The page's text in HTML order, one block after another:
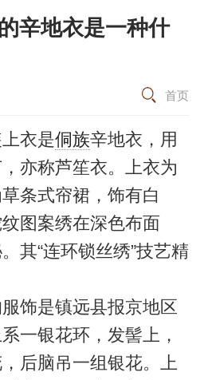
辛地衣是一种什
首页
衣是侗族辛地衣，用
亦称芦笙衣。上衣为
条式帘裙，饰有白
图案绣在深色布面
其“连环锁丝绣”技艺精
饰是镇远县报京地区
一银花环，发髻上，
后脑吊一组银花。上